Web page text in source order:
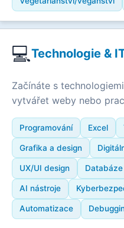
💻Technologie &
Začínáte s
vytvářet weby nebo
Programování Excel
Grafika a design
UX/UI design Databáze
AI nástroje
Automatizace